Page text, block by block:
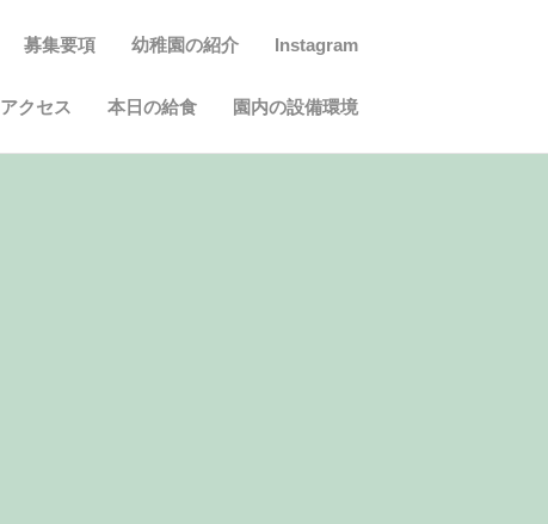
Instagram
幼稚園の紹介
募集要項
園内の設備環境
本日の給食
アクセス